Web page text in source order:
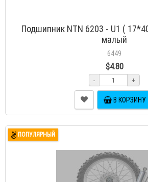
Подшипник NTN 6203 - U1 (
малый
6449
$4.80
- +
В КОРЗИНУ
ПОПУЛЯРНЫЙ